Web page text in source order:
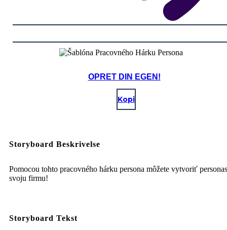
OPRET DIN EGEN!
Kopi
Storyboard Beskrivelse
Pomocou tohto pracovného hárku persona môžete vytvoriť
svoju firmu!
Storyboard Tekst